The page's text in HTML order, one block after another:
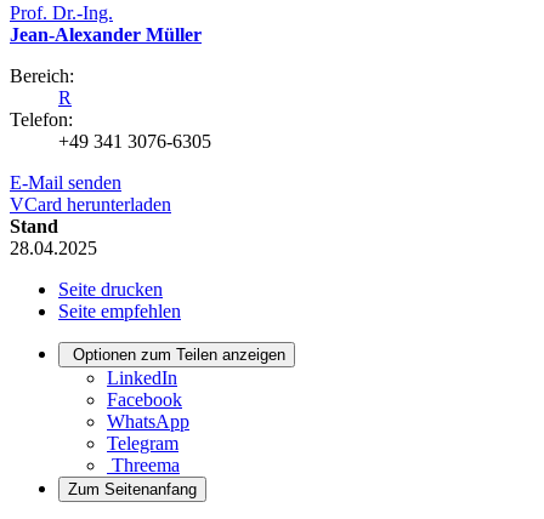
Prof. Dr.-Ing.
Jean-Alexander Müller
Bereich:
R
Telefon:
+49 341 3076-6305
E-Mail senden
VCard herunterladen
Stand
28.04.2025
Seite drucken
Seite empfehlen
Optionen zum Teilen anzeigen
LinkedIn
Facebook
WhatsApp
Telegram
Threema
Zum Seitenanfang